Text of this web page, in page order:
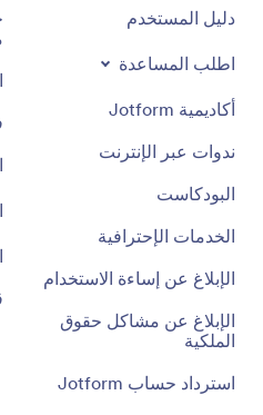
دليل المستخدم
اطلب المساعدة
أكاديمية Jotform
ندوات عبر الإنترنت
البودكاست
الخدمات الإحترافية
الإبلاغ عن إساءة الاستخدام
الإبلاغ عن مشاكل حقوق
الملكية
استرداد حساب Jotform